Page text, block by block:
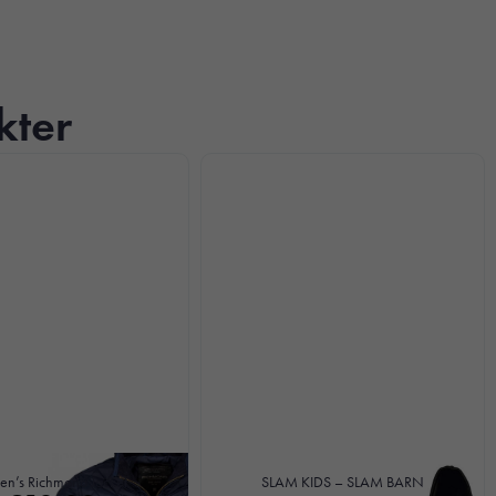
Richmond Jacket
SLAM KIDS – SLAM BARN